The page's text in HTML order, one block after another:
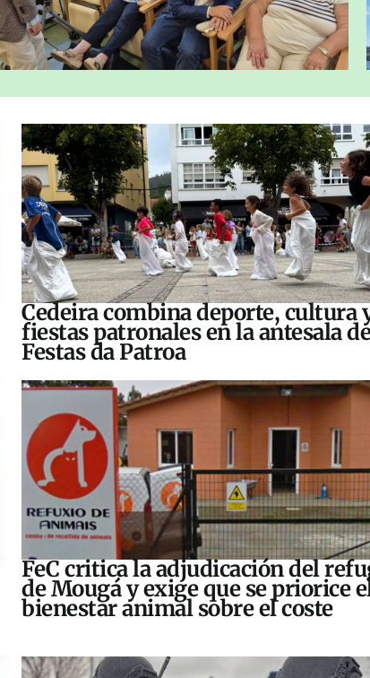
Cedeira combina deporte, cultura
fiestas patronales en la antesala
Festas da Patroa
FeC critica la adjudicación del
de Mougá y exige que se priorice
bienestar animal sobre el coste